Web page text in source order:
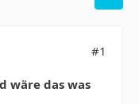
#1
wäre das was